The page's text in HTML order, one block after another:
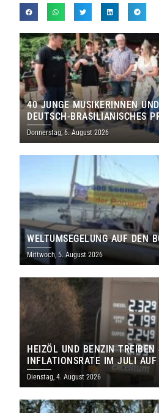
40 JUNGE MUSIKERINNEN
DEUTSCH-BRASILIANISCHES
THOLEY
Donnerstag, 6. August 2026
WELTUMSEGELUNG AUF DEN
Mittwoch, 5. August 2026
HEIZÖL UND BENZIN TREIBEN
INFLATIONSRATE IM JULI
Dienstag, 4. August 2026